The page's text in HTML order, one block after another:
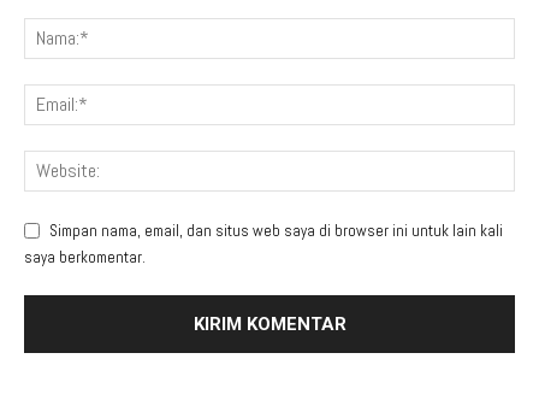
Simpan nama, email, dan situs web saya di browser ini untuk lain kali
saya berkomentar.